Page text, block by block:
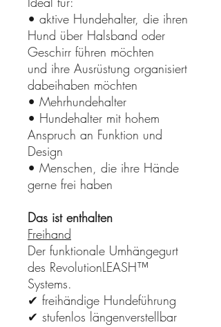
• aktive Hundehalter, die ihren
Hund über Halsband oder
Geschirr führen möchten
und ihre Ausrüstung organisiert
dabeihaben möchten
• Mehrhundehalter
• Hundehalter mit hohem
Anspruch an Funktion und
Design
• Menschen, die ihre Hände
gerne frei haben
Das ist enthalten
Freihand
Der funktionale Umhängegurt
des RevolutionLEASH™
Systems.
✔ freihändige Hundeführung
✔ stufenlos längenverstellbar